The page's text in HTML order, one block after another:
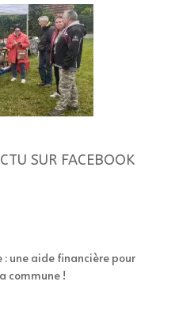
SUR FACEBOOK
une aide financière pour
commune !